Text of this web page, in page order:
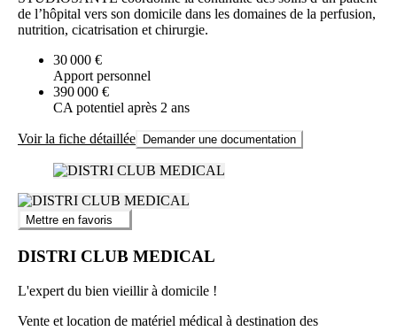
de l’hôpital vers son domicile dans les domaines de la perfusion,
nutrition, cicatrisation et chirurgie.
30 000 €
Apport personnel
390 000 €
CA potentiel après 2 ans
Voir la fiche détaillée Demander une documentation
Mettre en favoris
DISTRI CLUB MEDICAL
L'expert du bien vieillir à domicile !
Vente et location de matériel médical à destination des